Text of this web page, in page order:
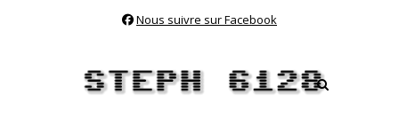
Nous suivre sur Facebook